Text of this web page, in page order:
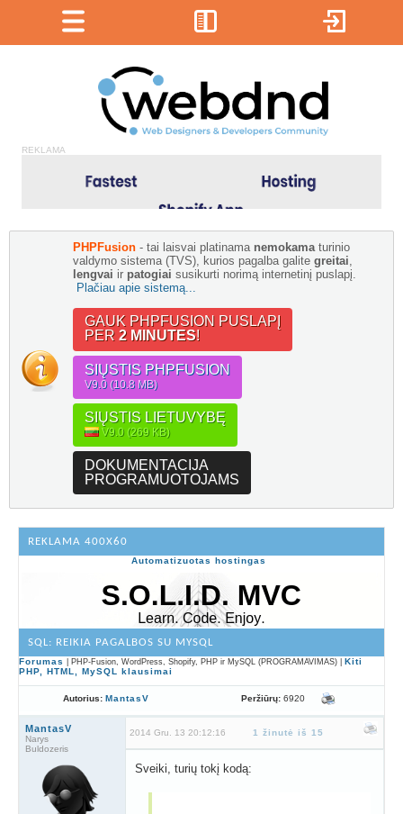
REKLAMA
PHPFusion - tai laisvai platinama nemokama turinio
valdymo sistema (TVS), kurios pagalba galite greitai
lengvai ir patogiai susikurti norimą internetinį puslapį.
Plačiau apie sistemą...
GAUK PHPFUSION PUSLAPĮ
PER 2 MINUTES!
SIŲSTIS PHPFUSION
V9.0 (10.8 MB)
SIŲSTIS LIETUVYBĘ
V9.0 (269 KB)
DOKUMENTACIJA
PROGRAMUOTOJAMS
REKLAMA 400X60
Automatizuotas hostingas
SQL: REIKIA PAGALBOS SU MYSQL
Forumas | PHP-Fusion, WordPress, Shopify, PHP ir MySQL (PROGRAMAVIMAS) | Kiti
PHP, HTML, MySQL klausimai
Autorius: MantasV Peržiūrų: 6920
MantasV
Narys
Buldozeris
2014 Gru. 13 20:12:16 1 žinutė iš 15
Sveiki, turių tokį kodą: